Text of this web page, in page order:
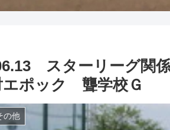
スターリーグ
エポック 聾学校Ｇ
の他